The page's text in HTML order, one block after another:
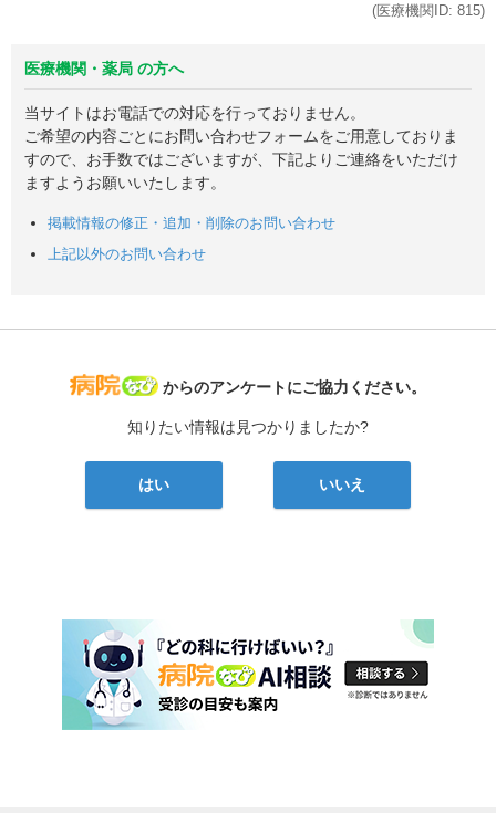
(医療機関ID: 815)
医療機関・薬局 の方へ
当サイトはお電話での対応を行っておりません。
ご希望の内容ごとにお問い合わせフォームをご用意しておりま
すので、お手数ではございますが、下記よりご連絡をいただけ
ますようお願いいたします。
掲載情報の修正・追加・削除のお問い合わせ
上記以外のお問い合わせ
病院なび
からのアンケートにご協力ください。
知りたい情報は見つかりましたか?
はい いいえ